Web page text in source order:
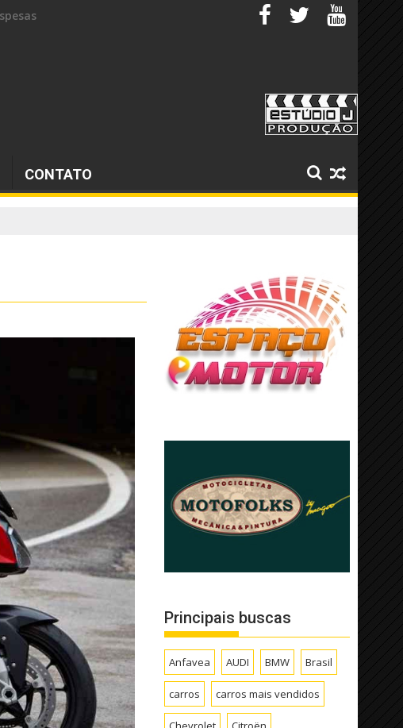
CONTATO
Principais buscas
Anfavea AUDI BMW Brasil
carros carros mais vendidos